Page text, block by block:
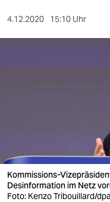
sport
verlag
veranstaltungen
4.12.2020 15:10 Uhr
Kommissions-
Desinformation im Netz
Foto: Kenzo Tribouillard/dpa